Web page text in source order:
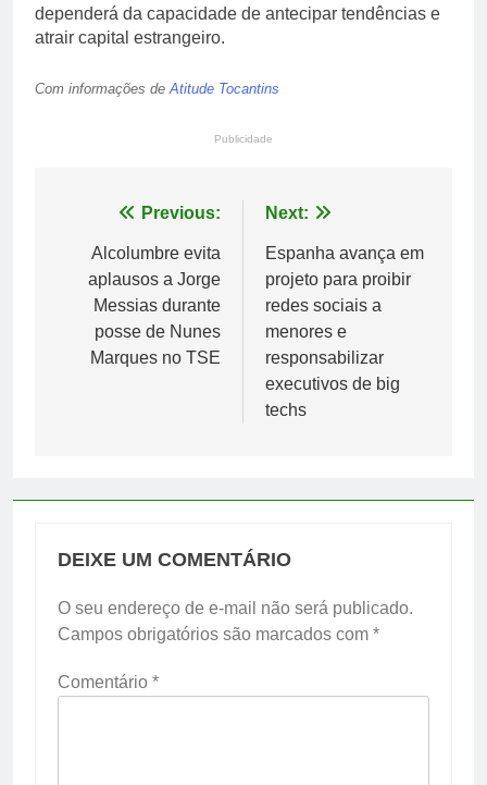
dependerá da capacidade de antecipar tendências e
atrair capital estrangeiro.
Com informações de Atitude Tocantins
Publicidade
Navegação
Post
Previous:
Alcolumbre evita
aplausos a Jorge
Messias durante
posse de Nunes
Marques no TSE
Next:
Espanha avança em
projeto para proibir
redes sociais a
menores e
responsabilizar
executivos de big
techs
DEIXE UM COMENTÁRIO
O seu endereço de e-mail não será publicado.
Campos obrigatórios são marcados com *
Comentário *